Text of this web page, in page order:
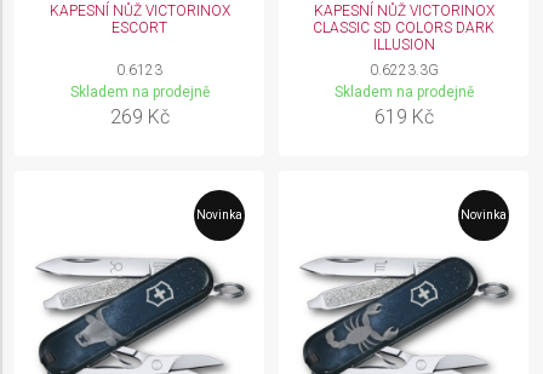
KAPESNÍ NŮŽ VICTORINOX
ESCORT
0.6123
Skladem na prodejně
269 Kč
KAPESNÍ NŮŽ VICTORINOX
CLASSIC SD COLORS DARK
ILLUSION
0.6223.3G
Skladem na prodejně
619 Kč
Novinka Novinka